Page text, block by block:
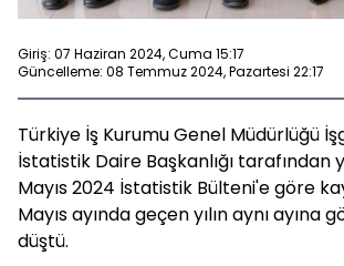
Giriş: 07 Haziran 2024, Cuma 15:17
Güncelleme: 08 Temmuz 2024, Pazartesi 22:17
Türkiye İş Kurumu Genel Müdürlüğü
İstatistik Daire Başkanlığı tarafından
Mayıs 2024 İstatistik Bülteni'e göre
Mayıs ayında geçen yılın aynı ayına
düştü.